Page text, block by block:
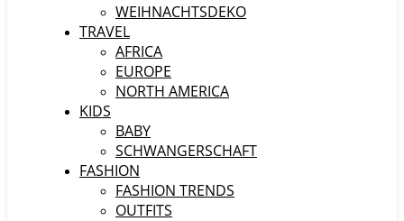
WEIHNACHTSDEKO
TRAVEL
AFRICA
EUROPE
NORTH AMERICA
KIDS
BABY
SCHWANGERSCHAFT
FASHION
FASHION TRENDS
OUTFITS